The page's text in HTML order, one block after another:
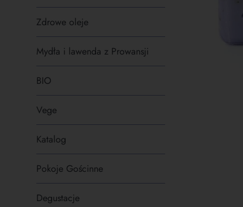
Zdrowe oleje
Mydła i lawenda z Prowansji
BIO
Vege
Katalog
Pokoje Gościnne
Degustacje